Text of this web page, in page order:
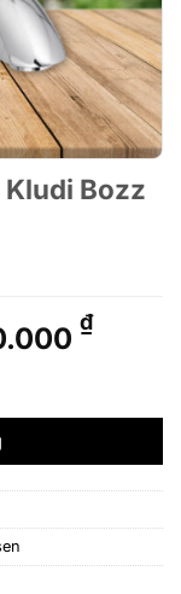
Bozz
₫.
₫Giá
là:
số lượng